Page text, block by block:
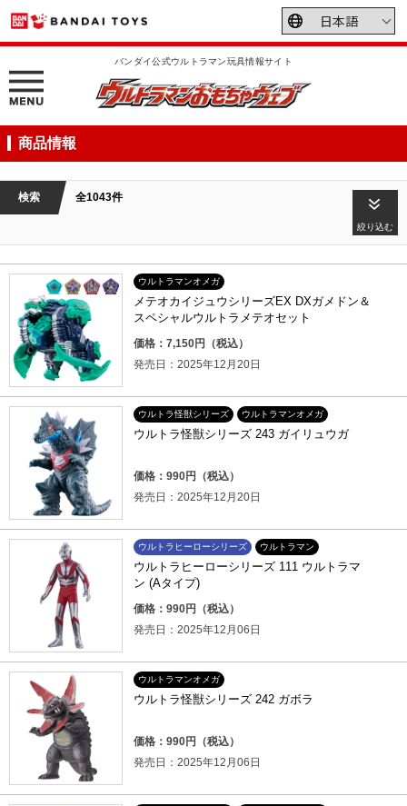
バンダイ公式ウルトラマン玩具情報サイト
商品情報
検索 全1043件
絞り込む
ウルトラマンオメガ
メテオカイジュウシリーズEX DXガメドン＆
スペシャルウルトラメテオセット
価格：7,150円（税込）
発売日：2025年12月20日
ウルトラ怪獣シリーズ ウルトラマンオメガ
ウルトラ怪獣シリーズ 243 ガイリュウガ
価格：990円（税込）
発売日：2025年12月20日
ウルトラヒーローシリーズ ウルトラマン
ウルトラヒーローシリーズ 111 ウルトラマ
ン (Aタイプ)
価格：990円（税込）
発売日：2025年12月06日
ウルトラマンオメガ
ウルトラ怪獣シリーズ 242 ガボラ
価格：990円（税込）
発売日：2025年12月06日